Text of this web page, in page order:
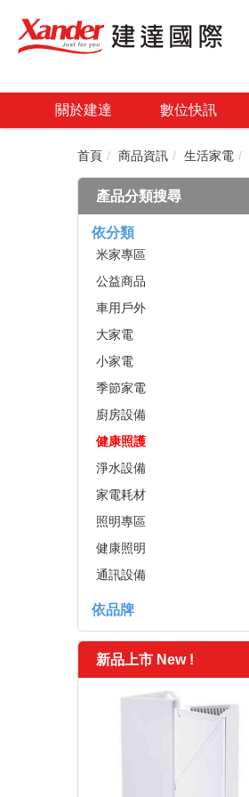
關於建達 數位快訊
首頁 商品資訊 生活家電
產品分類搜尋
依分類
米家專區
公益商品
車用戶外
大家電
小家電
季節家電
廚房設備
健康照護
淨水設備
家電耗材
照明專區
健康照明
通訊設備
依品牌
新品上市 New !